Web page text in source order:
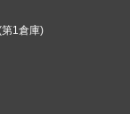
1倉庫)